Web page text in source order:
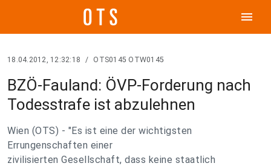
menu
18.04.2012, 12:32:18 / OTS0145 OTW0145
BZÖ-Fauland: ÖVP-Forderung nach
Todesstrafe ist abzulehnen
Wien (OTS) - "Es ist eine der wichtigsten
Errungenschaften einer
zivilisierten Gesellschaft, dass keine staatlich